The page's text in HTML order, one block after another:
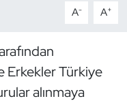
A- A+
Erkekler Türkiye
alınmaya